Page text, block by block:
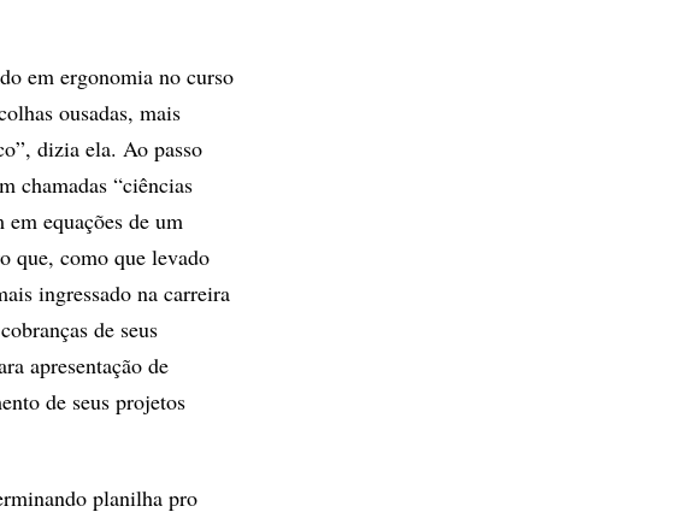
em ergonomia no curso
ousadas, mais
dizia ela. Ao passo
chamadas “ciências
equações de um
que, como que levado
ingressado na carreira
de seus
apresentação de
de seus projetos
planilha pro